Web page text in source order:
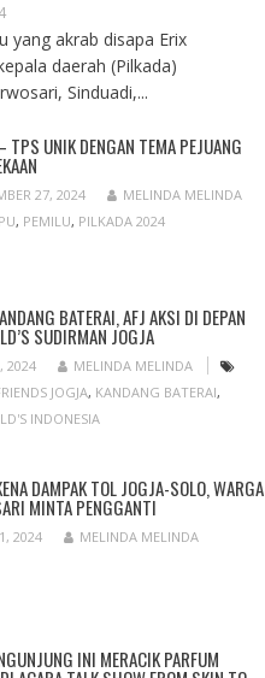
yang akrab disapa Erix
daerah (Pilkada)
Sinduadi,...
UNIK DENGAN TEMA PEJUANG
27, 2024
MELINDA MELINDA
, PEMILU, PILKADA 2024
BATERAI, AFJ AKSI DI DEPAN
SUDIRMAN JOGJA
2024
MELINDA MELINDA
JOGJA, KANDANG BATERAI,
INDONESIA
DAMPAK TOL JOGJA-SOLO, WARGA
MINTA PENGGANTI
2024 MELINDA MELINDA
INI MERACIK PARFUM